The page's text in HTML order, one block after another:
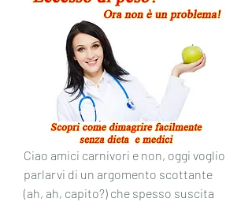
Ciao amici carnivori e non, oggi voglio
parlarvi di un argomento scottante
(ah, ah, capito?) che spesso suscita